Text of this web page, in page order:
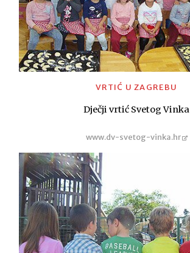
VRTIĆ U ZAGREBU
Dječji vrtić Svetog Vinka
www.dv-svetog-vinka.hr